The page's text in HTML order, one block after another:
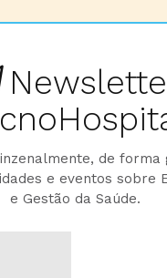
de forma
e eventos sobre
e Gestão da Saúde.